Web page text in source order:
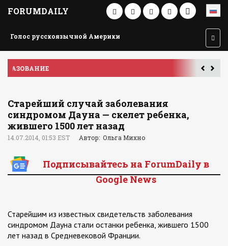
FORUMDAILY
Голос русскоязычной Америки
ПУТЕШЕСТВИЕ ПО АМЕРИКЕ
Старейший случай заболевания
синдромом Дауна — скелет ребенка,
жившего 1500 лет назад
14.07.2014, 01:53 EST Автор: Ольга Михно
Подписывайтесь на ForumDaily в
Google News
Старейшим из известных свидетельств заболевания
синдромом Дауна стали останки ребенка, жившего 1500
лет назад в Средневековой Франции.